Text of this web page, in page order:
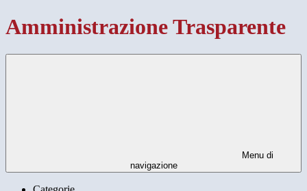
Amministrazione Trasparente
Menu di
navigazione